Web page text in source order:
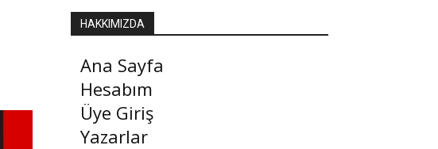
HAKKIMIZDA
Ana Sayfa
Hesabım
Üye Giriş
Yazarlar